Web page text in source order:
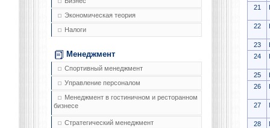
Экономическая теория
Налоги
Менеджмент
Спортивный менеджмент
Управление персоналом
Менеджмент в гостиничном и ресторанном
бизнесе
Стратегический менеджмент
21
22
23
24
25
26
27
28